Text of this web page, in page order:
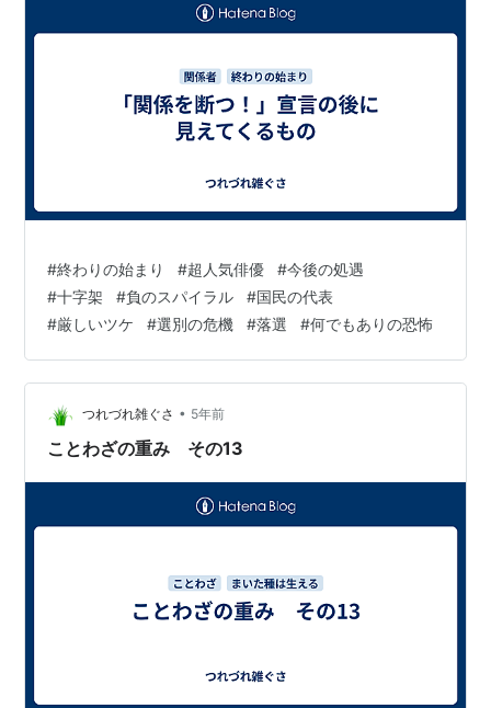
#終わりの始まり #超人気俳優 #今後の処遇
#十字架 #負のスパイラル #国民の代表
#厳しいツケ #選別の危機 #落選 #何でもありの恐怖
つれづれ雑ぐさ • 5年前
ことわざの重み その13